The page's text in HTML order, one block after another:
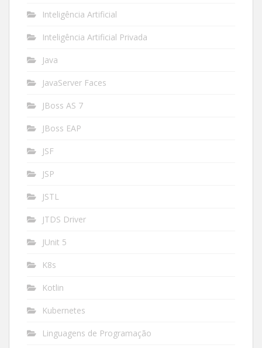
Inteligência Artificial
Inteligência Artificial Privada
Java
JavaServer Faces
JBoss AS 7
JBoss EAP
JSF
JSP
JSTL
JTDS Driver
JUnit 5
K8s
Kotlin
Kubernetes
Linguagens de Programação